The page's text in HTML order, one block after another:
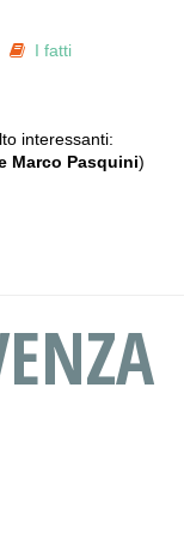
I fatti
interessanti:
Marco Pasquini)